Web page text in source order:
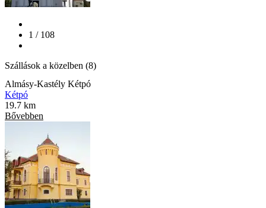
1 / 108
Szállások a közelben (8)
Almásy-Kastély Kétpó
Kétpó
19.7 km
Bővebben